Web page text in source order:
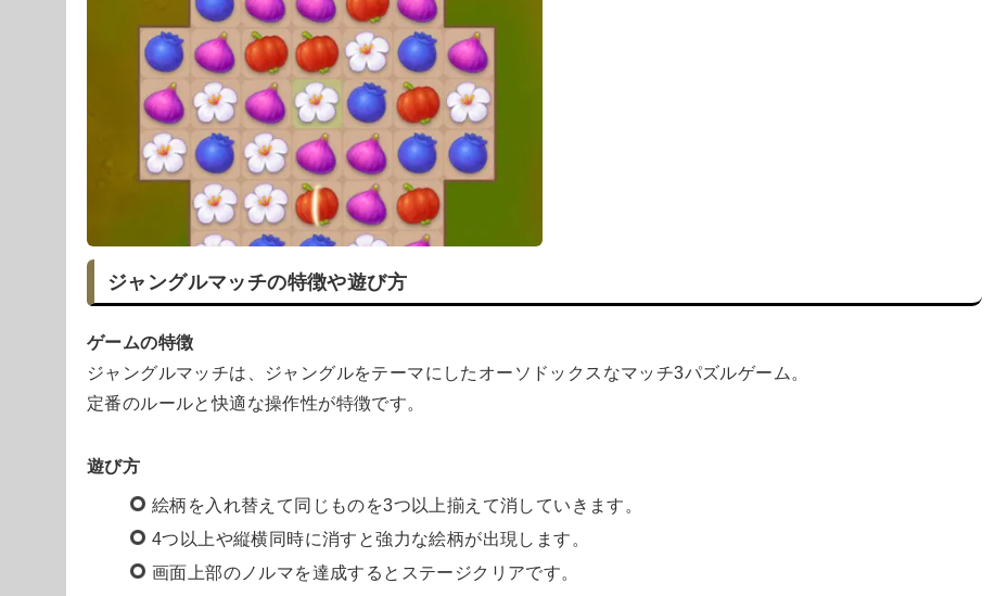
ジャングルマッチの特徴や遊び方
ゲームの特徴
ジャングルマッチは、ジャングルをテーマにしたオーソドックスなマッチ3パズルゲーム。
定番のルールと快適な操作性が特徴です。
遊び方
絵柄を入れ替えて同じものを3つ以上揃えて消していきます。
4つ以上や縦横同時に消すと強力な絵柄が出現します。
画面上部のノルマを達成するとステージクリアです。